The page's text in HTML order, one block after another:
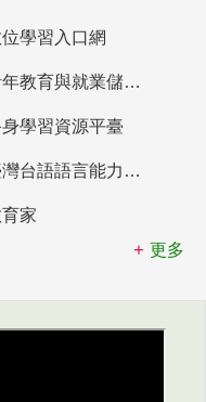
學習入口網
青年教育與就業儲蓄帳戶
學習資源平臺
臺灣台語語言能力認證網站
家
更多